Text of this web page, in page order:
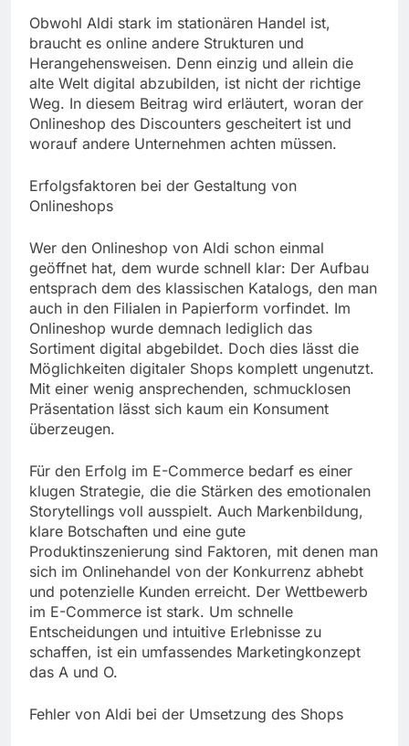
Obwohl Aldi stark im stationären Handel ist,
braucht es online andere Strukturen und
Herangehensweisen. Denn einzig und allein die
alte Welt digital abzubilden, ist nicht der richtige
Weg. In diesem Beitrag wird erläutert, woran der
Onlineshop des Discounters gescheitert ist und
worauf andere Unternehmen achten müssen.
Erfolgsfaktoren bei der Gestaltung von
Onlineshops
Wer den Onlineshop von Aldi schon einmal
geöffnet hat, dem wurde schnell klar: Der Aufbau
entsprach dem des klassischen Katalogs, den man
auch in den Filialen in Papierform vorfindet. Im
Onlineshop wurde demnach lediglich das
Sortiment digital abgebildet. Doch dies lässt die
Möglichkeiten digitaler Shops komplett ungenutzt.
Mit einer wenig ansprechenden, schmucklosen
Präsentation lässt sich kaum ein Konsument
überzeugen.
Für den Erfolg im E-Commerce bedarf es einer
klugen Strategie, die die Stärken des emotionalen
Storytellings voll ausspielt. Auch Markenbildung,
klare Botschaften und eine gute
Produktinszenierung sind Faktoren, mit denen man
sich im Onlinehandel von der Konkurrenz abhebt
und potenzielle Kunden erreicht. Der Wettbewerb
im E-Commerce ist stark. Um schnelle
Entscheidungen und intuitive Erlebnisse zu
schaffen, ist ein umfassendes Marketingkonzept
das A und O.
Fehler von Aldi bei der Umsetzung des Shops